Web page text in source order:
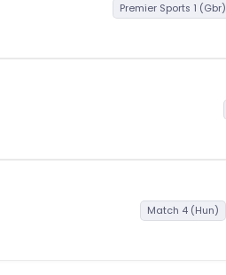
Premier Sports 1 (Gbr)
Match 4 (Hun)